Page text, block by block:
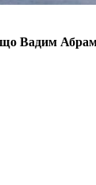
Вадим